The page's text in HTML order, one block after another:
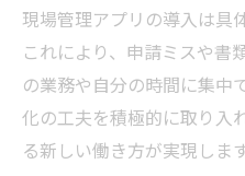
建設業界の現状
ポイント
地域事情に対応
建設業の効率化
秦野市建設業の働
現場管理アプリの導入は具
これにより、申請ミスや書
の業務や自分の時間に集中
化の工夫を積極的に取り入
る新しい働き方が実現します